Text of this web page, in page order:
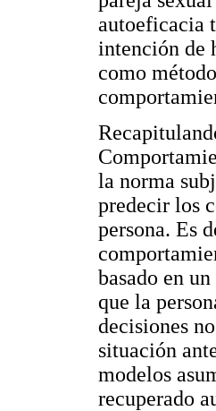
autoeficacia
intención de
como
la norma
predecir los
persona. Es
basado en
que la
decisiones
situación
modelos
recuperado